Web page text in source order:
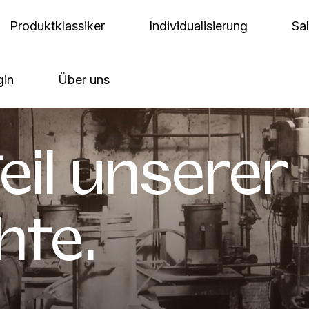
Produktklassiker Individualisierung
Über uns
unserer